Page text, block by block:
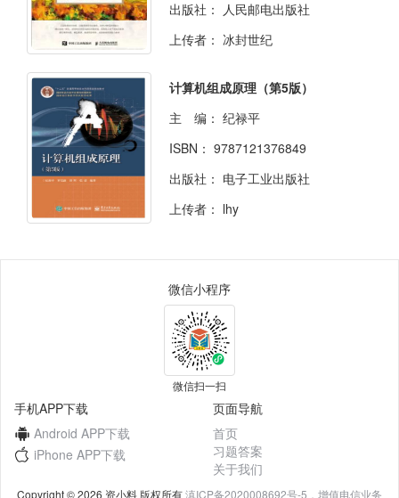
出版社： 人民邮电出版社
上传者： 冰封世纪
计算机组成原理（第5版）
主 编： 纪禄平
ISBN： 9787121376849
出版社： 电子工业出版社
上传者： lhy
微信小程序
微信扫一扫
手机APP下载
Android APP下载
iPhone APP下载
页面导航
首页
习题答案
关于我们
Copyright © 2026 资小料 版权所有滇ICP备2020008692号-5，增值电信业务